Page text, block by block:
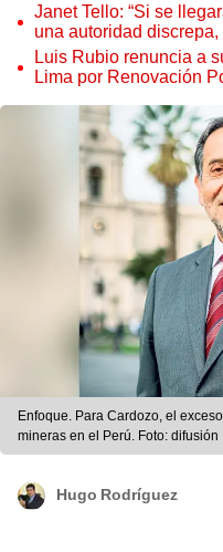
Janet Tello: “Si se
una autoridad
judicial”
Luis Rubio renuncia a
Lima por Renovación
Enfoque. Para Cardozo, el
mineras en el Perú. Foto: difusión
Hugo Rodríguez